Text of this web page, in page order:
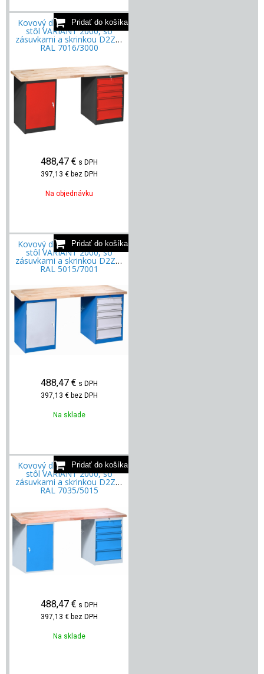
Kovový dielenský pracovný
stôl VARIANT 2000, so
zásuvkami a skrinkou D2Z5,
RAL 7016/3000
488,47 € s DPH
397,13 € bez DPH
Na objednávku
Kovový dielenský pracovný
stôl VARIANT 2000, so
zásuvkami a skrinkou D2Z5,
RAL 5015/7001
488,47 € s DPH
397,13 € bez DPH
Na sklade
Kovový dielenský pracovný
stôl VARIANT 2000, so
zásuvkami a skrinkou D2Z5,
RAL 7035/5015
488,47 € s DPH
397,13 € bez DPH
Na sklade